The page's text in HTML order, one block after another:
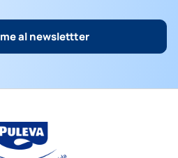
al newslettter